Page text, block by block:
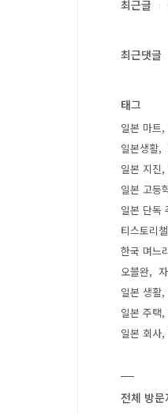
최근글
최근댓글
태그
일본 마트
일본생활
일본 지진
일본 고등
일본 단독
티스토리
한국 며느
오블완
일본 생활
일본 주택
일본 회사
전체 방문